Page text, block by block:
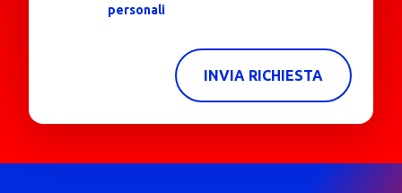
personali
INVIA RICHIESTA